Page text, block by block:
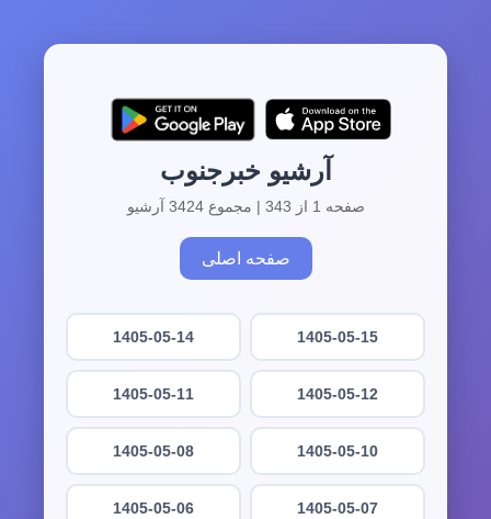
آرشیو خبرجنوب
صفحه 1 از 343 | مجموع 3424 آرشیو
صفحه اصلی
1405-05-15
1405-05-14
1405-05-12
1405-05-11
1405-05-10
1405-05-08
1405-05-07
1405-05-06